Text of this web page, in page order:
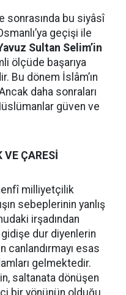
sonrasında bu siyâsî
geçişi ile
Sultan Selim’in
ölçüde başarıya
Bu dönem İslâm’ın
daha sonraları
güven ve
VE ÇARESİ
milliyetçilik
sebeplerinin yanlış
irşadından
gidişe dur diyenlerin
canlandırmayı esas
gelmektedir.
saltanata dönüşen
bir yönünün olduğu